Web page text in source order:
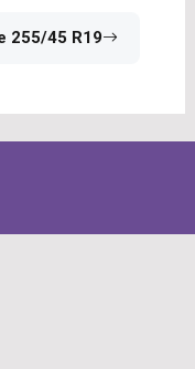
255/45 R19